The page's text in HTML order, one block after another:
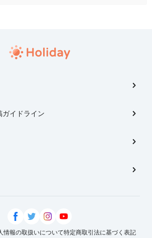
イドライン
情報の取扱いについて特定商取引法に基づく表記